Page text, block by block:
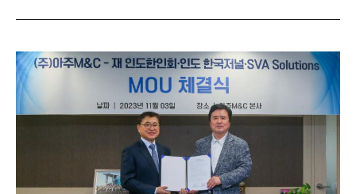
c
b
o
k
i
t
e
o
o
u
o
i
n